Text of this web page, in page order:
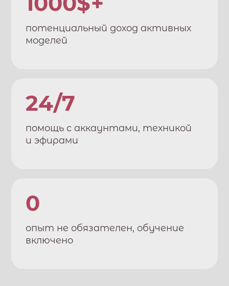
потенциальный доход активных
моделей
24/7
помощь с аккаунтами, техникой
и эфирами
0
опыт не обязателен, обучение
включено